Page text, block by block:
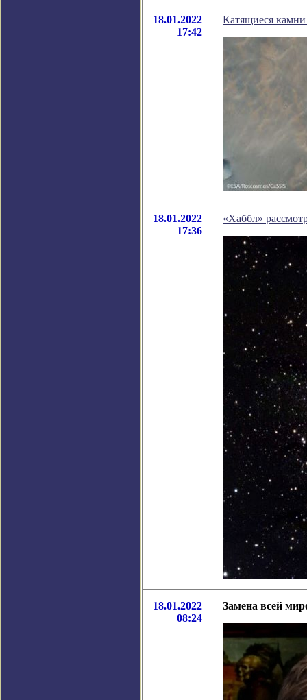
18.01.2022
17:42
Катящиеся
18.01.2022
17:36
«Хаббл»
18.01.2022
08:24
Замена всей